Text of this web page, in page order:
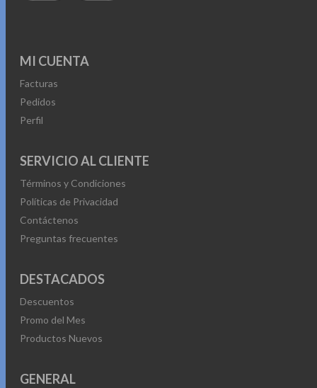
MI CUENTA
Facturas
Pedidos
Perfil
SERVICIO AL CLIENTE
Términos y Condiciones
Políticas de Privacidad
Contáctenos
Preguntas frecuentes
DESTACADOS
Descuentos
Promo del Mes
Productos Nuevos
GENERAL